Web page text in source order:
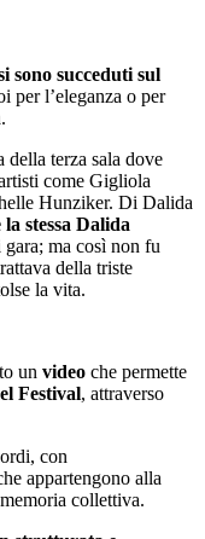
sono succeduti sul
per l’eleganza o per
terza sala dove
come Gigliola
Hunziker. Di Dalida
stessa Dalida
gara; ma così non fu
della triste
la vita.
un video che permette
Festival, attraverso
con
appartengono alla
collettiva.